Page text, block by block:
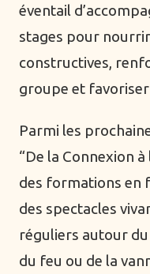
éventail
stages pour
constructives,
groupe et
Parmi les
“De la Connexion à
des formations en
des spectacles
réguliers autour du
du feu ou de la